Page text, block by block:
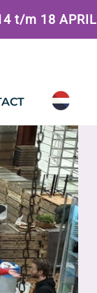
t/m 18 APRIL